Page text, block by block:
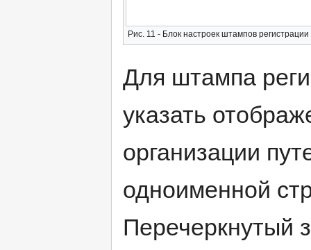
Рис. 11 - Блок настроек штампов регистрации
Для штампа
указать
организации
одноименной
Перечеркнутый